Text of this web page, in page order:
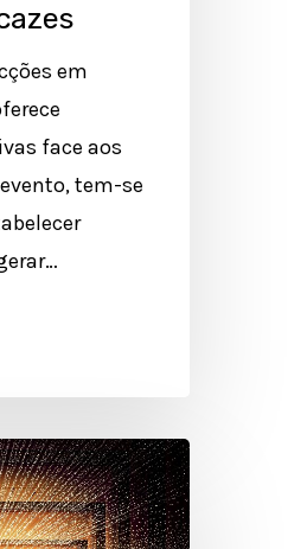
em
face aos
tem-se